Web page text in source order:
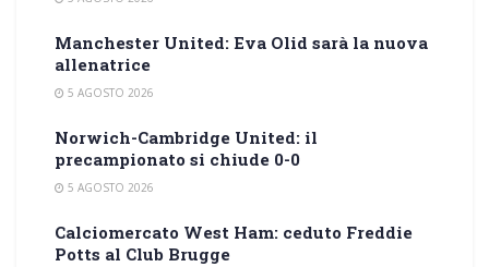
Manchester United: Eva Olid sarà la nuova
allenatrice
5 AGOSTO 2026
Norwich-Cambridge United: il
precampionato si chiude 0-0
5 AGOSTO 2026
Calciomercato West Ham: ceduto Freddie
Potts al Club Brugge